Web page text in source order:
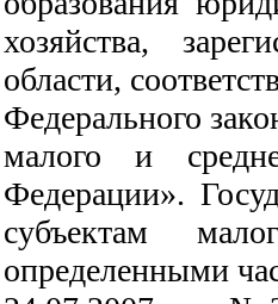
хозяйства,
области,
Федерального
малого и
Федерации».
субъектам
определенными